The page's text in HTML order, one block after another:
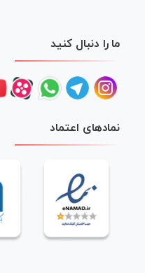
ما را دنبال کنید
نمادهای اعتماد